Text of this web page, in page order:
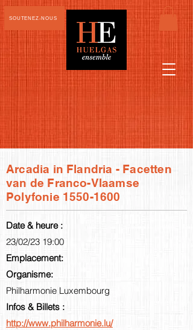
SOUTENEZ-NOUS
Arcadia in Flandria - Facetten
van de Franco-Vlaamse
Polyfonie 1550-1600
Date & heure :
23/02/23 19:00
Emplacement:
Organisme:
Philharmonie Luxembourg
Infos & Billets :
http://www.philharmonie.lu/